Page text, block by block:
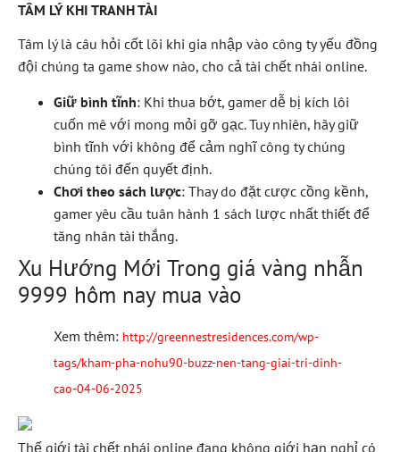
TÂM LÝ KHI TRANH TÀI
Tâm lý là câu hỏi cốt lõi khi gia nhập vào công ty yếu đồng
đội chúng ta game show nào, cho cả tài chết nhái online.
Giữ bình tĩnh: Khi thua bớt, gamer dễ bị kích lôi
cuốn mê với mong mỏi gỡ gạc. Tuy nhiên, hãy giữ
bình tĩnh với không để cảm nghĩ công ty chúng
chúng tôi đến quyết định.
Chơi theo sách lược: Thay do đặt cược cồng kềnh,
gamer yêu cầu tuân hành 1 sách lược nhất thiết để
tăng nhân tài thắng.
Xu Hướng Mới Trong giá vàng nhẫn
9999 hôm nay mua vào
Xem thêm: http://greennestresidences.com/wp-
tags/kham-pha-nohu90-buzz-nen-tang-giai-tri-dinh-
cao-04-06-2025
Thế giới tài chết nhái online đang không giới hạn nghỉ có